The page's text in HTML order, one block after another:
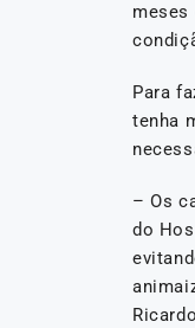
Para
tenha
– Os
do